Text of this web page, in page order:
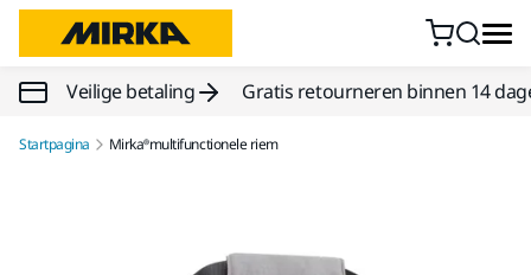
Doorgaan naar inhoud
Veilige betaling Gratis retourneren binnen 14
Startpagina Mirka®multifunctionele riem